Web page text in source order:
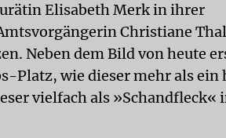
Elisabeth Merk in ihrer
Christiane
Neben dem Bild von heute
Platz, wie dieser mehr als ein
vielfach als »Schandfleck«